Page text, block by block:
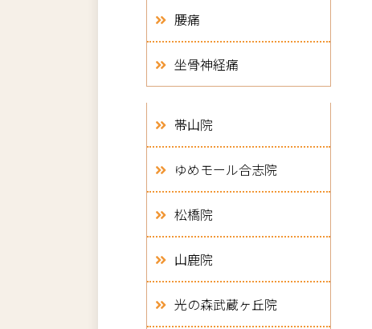
腰痛
坐骨神経痛
帯山院
ゆめモール合志院
松橋院
山鹿院
光の森武蔵ヶ丘院